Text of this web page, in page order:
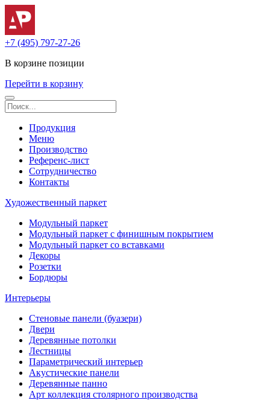
+7 (495) 797-27-26
В корзине позиции
Перейти в корзину
Продукция
Меню
Производство
Референс-лист
Сотрудничество
Контакты
Художественный паркет
Модульный паркет
Модульный паркет с финишным покрытием
Модульный паркет со вставками
Декоры
Розетки
Бордюры
Интерьеры
Стеновые панели (буазери)
Двери
Деревянные потолки
Лестницы
Параметрический интерьер
Акустические панели
Деревянные панно
Арт коллекция столярного производства